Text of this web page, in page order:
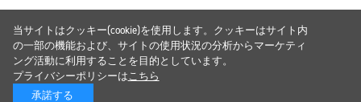
当サイトはクッキー(cookie)を使用します。クッキーはサイト内
の一部の機能および、サイトの使用状況の分析からマーケティ
ング活動に利用することを目的としています。
プライバシーポリシーはこちら
承諾する